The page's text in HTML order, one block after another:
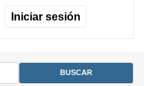
Iniciar sesión